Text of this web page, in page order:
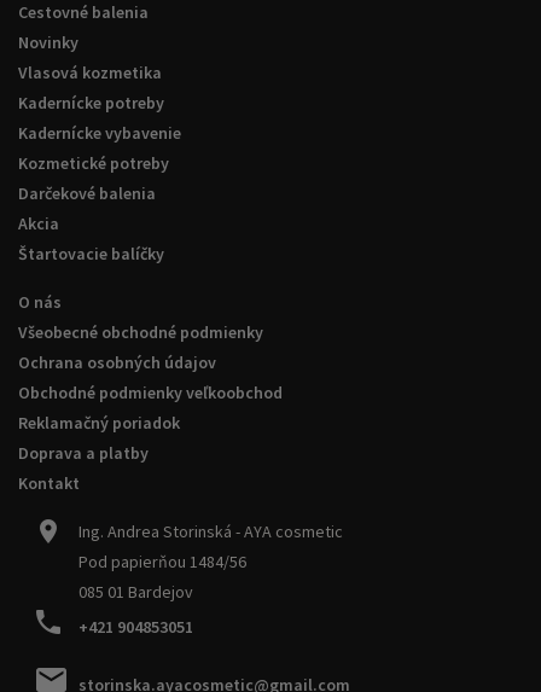
Cestovné balenia
Novinky
Vlasová kozmetika
Kadernícke potreby
Kadernícke vybavenie
Kozmetické potreby
Darčekové balenia
Akcia
Štartovacie balíčky
O nás
Všeobecné obchodné podmienky
Ochrana osobných údajov
Obchodné podmienky veľkoobchod
Reklamačný poriadok
Doprava a platby
Kontakt
Ing. Andrea Storinská - AYA cosmetic
Pod papierňou 1484/56
085 01 Bardejov
+421 904853051
storinska.ayacosmetic@gmail.com